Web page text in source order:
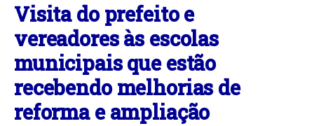
Visita do prefeito e
vereadores às escolas
municipais que estão
recebendo melhorias de
reforma e ampliação